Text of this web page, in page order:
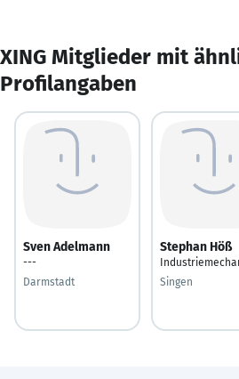
XING Mitglieder mit
Profilangaben
Sven Adelmann
---
Darmstadt
Stephan Höß
Singen